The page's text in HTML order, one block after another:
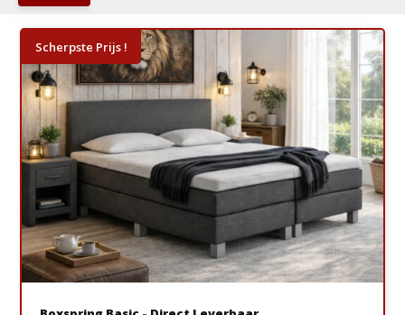
Scherpste Prijs !